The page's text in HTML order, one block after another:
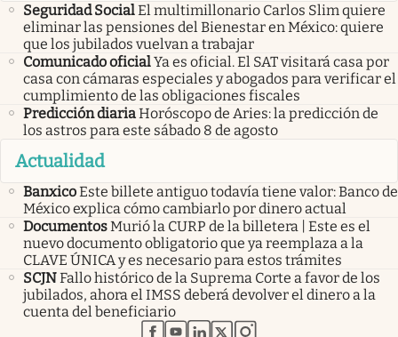
Seguridad SocialEl multimillonario Carlos Slim quiere
eliminar las pensiones del Bienestar en México: quiere
que los jubilados vuelvan a trabajar
Comunicado oficialYa es oficial. El SAT visitará casa por
casa con cámaras especiales y abogados para verificar el
cumplimiento de las obligaciones fiscales
Predicción diariaHoróscopo de Aries: la predicción de
los astros para este sábado 8 de agosto
Actualidad
BanxicoEste billete antiguo todavía tiene valor: Banco de
México explica cómo cambiarlo por dinero actual
DocumentosMurió la CURP de la billetera | Este es el
nuevo documento obligatorio que ya reemplaza a la
CLAVE ÚNICA y es necesario para estos trámites
SCJNFallo histórico de la Suprema Corte a favor de los
jubilados, ahora el IMSS deberá devolver el dinero a la
cuenta del beneficiario
abre en nueva pestaña
abre en nueva pestaña
abre en nueva pestaña
abre en nueva pestaña
abre en nueva pestaña